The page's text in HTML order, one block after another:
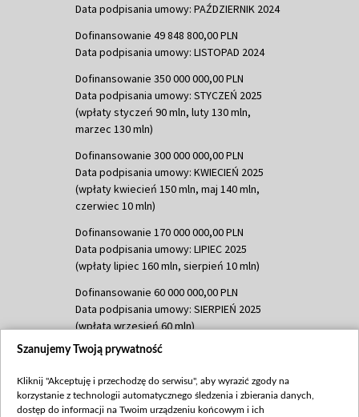
Data podpisania umowy: PAŹDZIERNIK 2024
Dofinansowanie 49 848 800,00 PLN
Data podpisania umowy: LISTOPAD 2024
Dofinansowanie 350 000 000,00 PLN
Data podpisania umowy: STYCZEŃ 2025
(wpłaty styczeń 90 mln, luty 130 mln,
marzec 130 mln)
Dofinansowanie 300 000 000,00 PLN
Data podpisania umowy: KWIECIEŃ 2025
(wpłaty kwiecień 150 mln, maj 140 mln,
czerwiec 10 mln)
Dofinansowanie 170 000 000,00 PLN
Data podpisania umowy: LIPIEC 2025
(wpłaty lipiec 160 mln, sierpień 10 mln)
Dofinansowanie 60 000 000,00 PLN
Data podpisania umowy: SIERPIEŃ 2025
(wpłata wrzesień 60 mln)
Dofinansowanie 635 783 051,21 PLN
(wpłata wrzesień 100 mln, październik 350
mln, listopad 265 mln)
Szanujemy Twoją prywatność
Kliknij "Akceptuję i przechodzę do serwisu", aby wyrazić zgody na
korzystanie z technologii automatycznego śledzenia i zbierania danych,
dostęp do informacji na Twoim urządzeniu końcowym i ich